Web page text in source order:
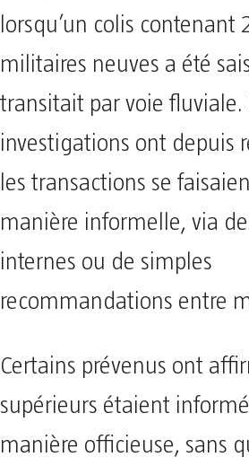
lorsqu’un colis contenant
militaires neuves a été
transitait par voie fluviale.
investigations ont depuis
les transactions se
manière informelle, via
internes ou de simples
recommandations entre
Certains prévenus ont
supérieurs étaient
manière officieuse, sans